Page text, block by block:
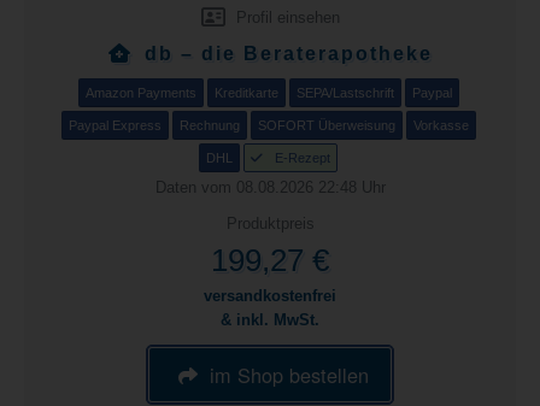
Profil einsehen
db – die Beraterapotheke
Amazon Payments Kreditkarte SEPA/Lastschrift Paypal
Paypal Express Rechnung SOFORT Überweisung Vorkasse
DHL E-Rezept
Daten vom 08.08.2026 22:48 Uhr
Produktpreis
199,27 €
versandkostenfrei
& inkl. MwSt.
im Shop bestellen